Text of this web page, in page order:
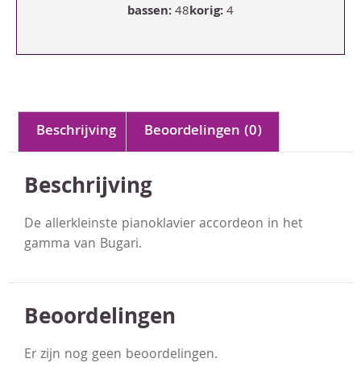
bassen:48korig:4
Beschrijving Beoordelingen (0)
Beschrijving
De allerkleinste pianoklavier accordeon in het
gamma van Bugari.
Beoordelingen
Er zijn nog geen beoordelingen.